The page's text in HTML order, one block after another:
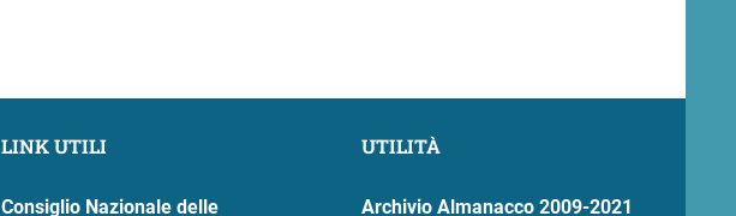
LINK UTILI
Consiglio Nazionale delle
UTILITÀ
Archivio Almanacco 2009-2021